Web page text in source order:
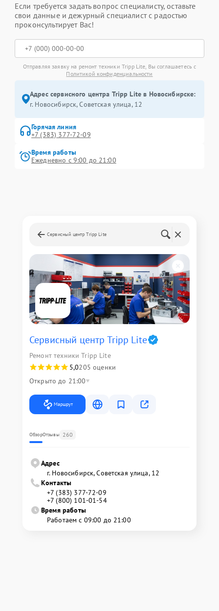
Если требуется задать вопрос специалисту, оставьте
свои данные и дежурный специалист с радостью
проконсультирует Вас!
Отправляя заявку на ремонт техники Tripp Lite, Вы соглашаетесь с
Политикой конфиденциальности
Адрес сервисного центра Tripp Lite в Новосибирске:
г. Новосибирск, Советская улица, 12
Горячая линия
+7 (383) 377-72-09
Время работы
Ежедневно с 9:00 до 21:00
Сервисный центр Tripp Lite
Сервисный центр Tripp Lite
Ремонт техники Tripp Lite
5,0205 оценки
Открыто до 21:00
Маршрут
ОбзорОтзывы 260
Адрес
г. Новосибирск, Советская улица, 12
Контакты
+7 (383) 377-72-09
+7 (800) 101-01-54
Время работы
Работаем с 09:00 до 21:00